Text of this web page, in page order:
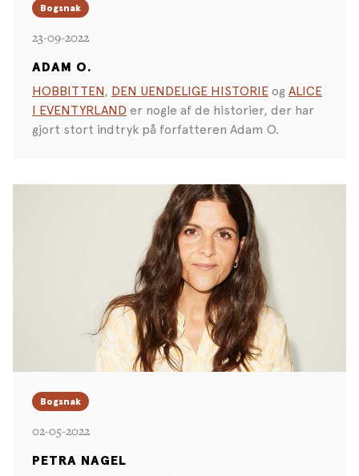
Bogsnak
23-09-2022
ADAM O.
HOBBITTEN, DEN UENDELIGE HISTORIE og ALICE
I EVENTYRLAND er nogle af de historier, der har
gjort stort indtryk på forfatteren Adam O.
Bogsnak
02-05-2022
PETRA NAGEL